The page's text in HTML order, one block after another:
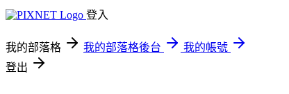
登入
我的部落格 我的部落格後台
我的帳號
登出